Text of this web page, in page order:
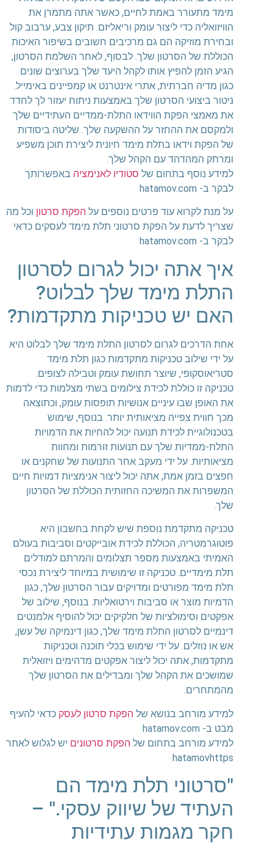
מימד מתעורר באמת לחיים, כאשר אתה מתמרן את
הוויזואליה כדי ליצור עומק וריאליזם. תיקון צבע, ערבוב קול
ובחירת מוזיקה הם גם מרכיבים חשובים בשיפור האיכות
הכוללת של הסרטון שלך. לבסוף, לאחר השלמת הסרטון,
הגיע הזמן להפיץ אותו לקהל היעד שלך בערוצים שונים
כגון מדיה חברתית, אתרי אינטרנט או קמפיינים באימייל.
ניטור ביצועי הסרטון שלך באמצעות ניתוח יעזור לך לחדד
את מאמצי הפקת הווידאו התלת-ממדיים העתידיים שלך
ולמקסם את ההחזר על ההשקעה שלך. שליטה ביסודות
של הפקת וידאו בתלת מימד חיונית ליצירת תוכן משפיע
ומרתק המהדהד עם הקהל שלך.
למידע נוסף בתחום של סטודיו לאנימציה באפשרותך
לבקר ב- hatamov.com
על מנת לקרוא עוד פרטים נוספים על הפקת סרטון וכל מה
שצריך לדעת על הפקת סרטוני תלת מימד לעסקים כדאי
לבקר ב- hatamov.com
איך אתה יכול לגרום לסרטון
התלת מימד שלך לבלוט?
האם יש טכניקות מתקדמות?
אחת הדרכים לגרום לסרטון התלת מימד שלך לבלוט היא
על ידי שילוב טכניקות מתקדמות כגון תלת מימד
סטריאוסקופי, שיוצר תחושת עומק וטבילה לצופים.
טכניקה זו כוללת לכידת צילומים בשתי מצלמות כדי לדמות
את האופן שבו עיניים אנושיות תופסות עומק, וכתוצאה
מכך חווית צפייה מציאותית יותר. בנוסף, שימוש
בטכנולוגיית לכידת תנועה יכול להחיות את הדמויות
התלת-ממדיות שלך עם תנועות זורמות ומחוות
מציאותיות. על ידי מעקב אחר התנועות של שחקנים או
חפצים בזמן אמת, אתה יכול ליצור אנימציות דמויות חיים
המשפרות את המשיכה החזותית הכוללת של הסרטון
שלך.
טכניקה מתקדמת נוספת שיש לקחת בחשבון היא
פוטוגרמטריה, הכוללת לכידת אובייקטים וסביבות בעולם
האמיתי באמצעות מספר תצלומים והמרתם למודלים
תלת מימדיים. טכניקה זו שימושית במיוחד ליצירת נכסי
תלת מימד מפורטים ומדויקים עבור הסרטון שלך, כגון
הדמיות מוצר או סביבות וירטואליות. בנוסף, שילוב של
אפקטים וסימולציות של חלקיקים יכול להוסיף אלמנטים
דינמיים לסרטון התלת מימד שלך, כגון דינמיקה של עשן,
אש או נוזלים. על ידי שימוש בכלי תוכנה וטכניקות
מתקדמות, אתה יכול ליצור אפקטים מדהימים ויזואלית
שמושכים את הקהל שלך ומבדילים את הסרטון שלך
מהמתחרים.
למידע מורחב בנושא של הפקת סרטון לעסק כדאי להעיף
מבט ב- hatamov.com
למידע מורחב בתחום של הפקת סרטונים יש לגלוש לאתר
hatamovhttps
"סרטוני תלת מימד הם
העתיד של שיווק עסקי." –
חקר מגמות עתידיות